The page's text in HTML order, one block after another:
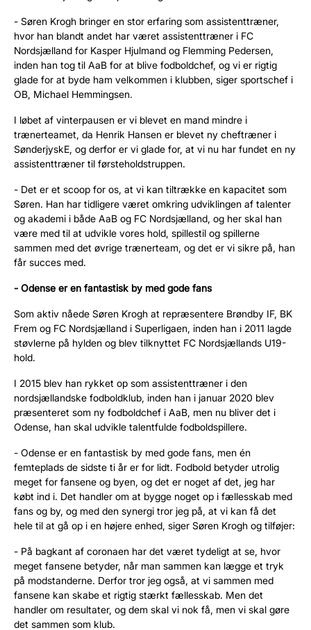
- Søren Krogh bringer en stor erfaring som assistenttræner,
hvor han blandt andet har været assistenttræner i FC
Nordsjælland for Kasper Hjulmand og Flemming Pedersen,
inden han tog til AaB for at blive fodboldchef, og vi er rigtig
glade for at byde ham velkommen i klubben, siger sportschef i
OB, Michael Hemmingsen.
I løbet af vinterpausen er vi blevet en mand mindre i
trænerteamet, da Henrik Hansen er blevet ny cheftræner i
SønderjyskE, og derfor er vi glade for, at vi nu har fundet en ny
assistenttræner til førsteholdstruppen.
- Det er et scoop for os, at vi kan tiltrække en kapacitet som
Søren. Han har tidligere været omkring udviklingen af talenter
og akademi i både AaB og FC Nordsjælland, og her skal han
være med til at udvikle vores hold, spillestil og spillerne
sammen med det øvrige trænerteam, og det er vi sikre på, han
får succes med.
- Odense er en fantastisk by med gode fans
Som aktiv nåede Søren Krogh at repræsentere Brøndby IF, BK
Frem og FC Nordsjælland i Superligaen, inden han i 2011 lagde
støvlerne på hylden og blev tilknyttet FC Nordsjællands U19-
hold.
I 2015 blev han rykket op som assistenttræner i den
nordsjællandske fodboldklub, inden han i januar 2020 blev
præsenteret som ny fodboldchef i AaB, men nu bliver det i
Odense, han skal udvikle talentfulde fodboldspillere.
- Odense er en fantastisk by med gode fans, men én
femteplads de sidste ti år er for lidt. Fodbold betyder utrolig
meget for fansene og byen, og det er noget af det, jeg har
købt ind i. Det handler om at bygge noget op i fællesskab med
fans og by, og med den synergi tror jeg på, at vi kan få det
hele til at gå op i en højere enhed, siger Søren Krogh og tilføjer:
- På bagkant af coronaen har det været tydeligt at se, hvor
meget fansene betyder, når man sammen kan lægge et tryk
på modstanderne. Derfor tror jeg også, at vi sammen med
fansene kan skabe et rigtig stærkt fællesskab. Men det
handler om resultater, og dem skal vi nok få, men vi skal gøre
det sammen som klub.